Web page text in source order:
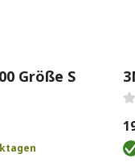
Größe S